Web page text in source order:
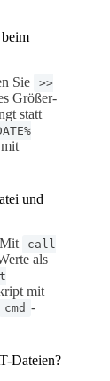
Sie
>>
Größer-
statt
und
call
als
mit
cmd -
Dateien?